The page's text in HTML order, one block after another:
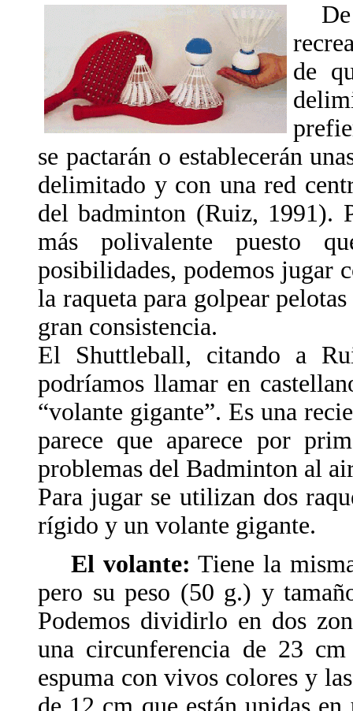
De
de
se pactarán o establecerán
delimitado y con una red
del badminton (Ruiz, 1991).
más polivalente puesto
posibilidades, podemos jugar
la raqueta para golpear
gran consistencia.
El Shuttleball, citando a
podríamos llamar en
“volante gigante”. Es una
parece que aparece por
problemas del Badminton al
Para jugar se utilizan dos
rígido y un volante gigante.
El volante: Tiene la
pero su peso (50 g.) y
Podemos dividirlo en dos
una circunferencia de 23
espuma con vivos colores y